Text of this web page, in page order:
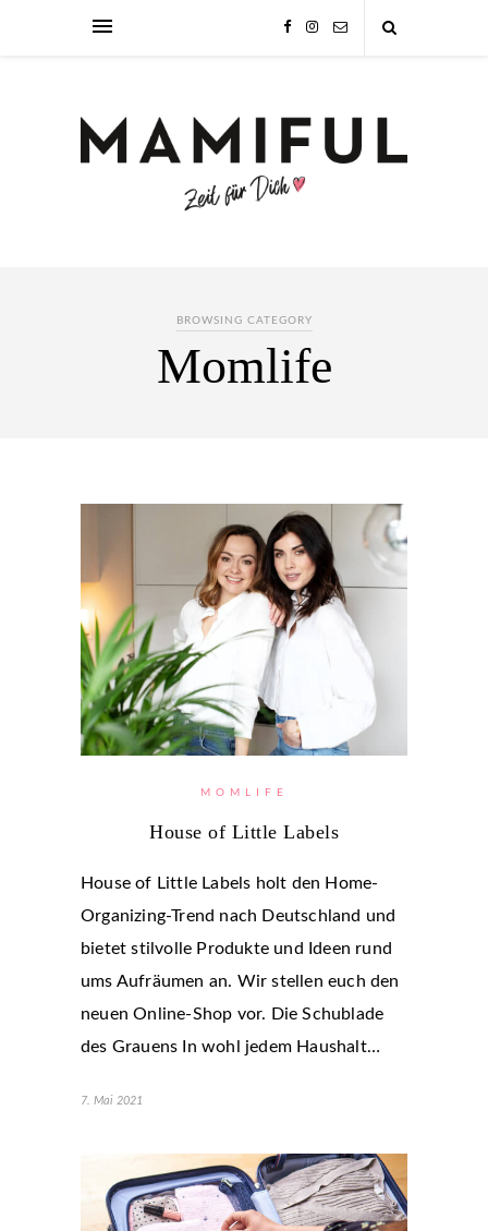
BROWSING CATEGORY
Momlife
MOMLIFE
House of Little Labels
House of Little Labels holt den Home-
Organizing-Trend nach Deutschland und
bietet stilvolle Produkte und Ideen rund
ums Aufräumen an. Wir stellen euch den
neuen Online-Shop vor. Die Schublade
des Grauens In wohl jedem Haushalt…
7. Mai 2021